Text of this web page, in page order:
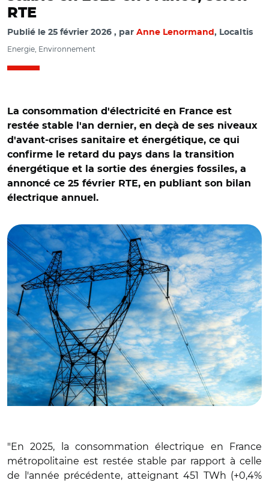
RTE
Publié le 25 février 2026 par Anne Lenormand , Localtis
Energie, Environnement
La consommation d'électricité en France est
restée stable l'an dernier, en deçà de ses niveaux
d'avant-crises sanitaire et énergétique, ce qui
confirme le retard du pays dans la transition
énergétique et la sortie des énergies fossiles, a
annoncé ce 25 février RTE, en publiant son bilan
électrique annuel.
"En 2025, la consommation électrique en France
métropolitaine est restée stable par rapport à celle
de l'année précédente, atteignant 451 TWh (+0,4%